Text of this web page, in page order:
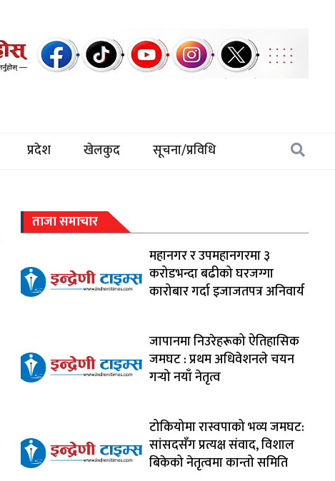
प्रदेश खेलकुद सूचना/प्रविधि
ताजा समाचार
महानगर र उपमहानगरमा ३
करोडभन्दा बढीको घरजग्गा
कारोबार गर्दा इजाजतपत्र अनिवार्य
जापानमा निउरेहरूको ऐतिहासिक
जमघट : प्रथम अधिवेशनले चयन
गर्‍यो नयाँ नेतृत्व
टोकियोमा रास्वपाको भव्य जमघट:
सांसदसँग प्रत्यक्ष संवाद, विशाल
बिकेको नेतृत्वमा कान्तो समिति